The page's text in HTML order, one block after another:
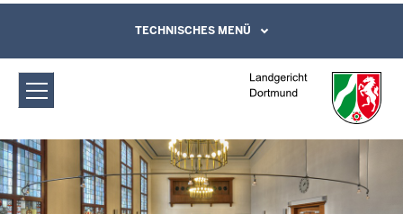
Landgericht Dortmund:
Sitzungstermine
Direkt zum Inhalt
Leichte Sprache, Gebärdensprachenvideo
und Kontaktformular
TECHNISCHES MENÜ